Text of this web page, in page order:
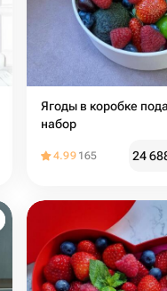
Ягоды в коробке подарочный
набор
4.99 165 24